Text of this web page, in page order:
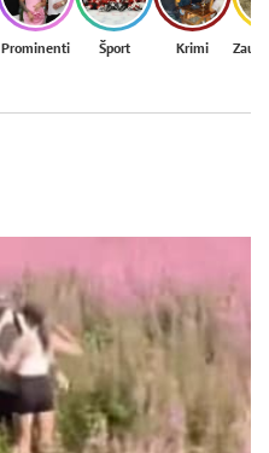
Prominenti Šport Krimi